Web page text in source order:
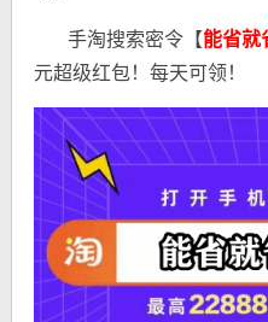
手淘搜索密令【能省就
元超级红包！每天可领！